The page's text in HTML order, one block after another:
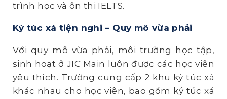
trình học và ôn thi IELTS.
Ký túc xá tiện nghi – Quy mô vừa phải
Với quy mô vừa phải, môi trường học tập,
sinh hoạt ở JIC Main luôn được các học viên
yêu thích. Trường cung cấp 2 khu ký túc xá
khác nhau cho học viên, bao gồm ký túc xá